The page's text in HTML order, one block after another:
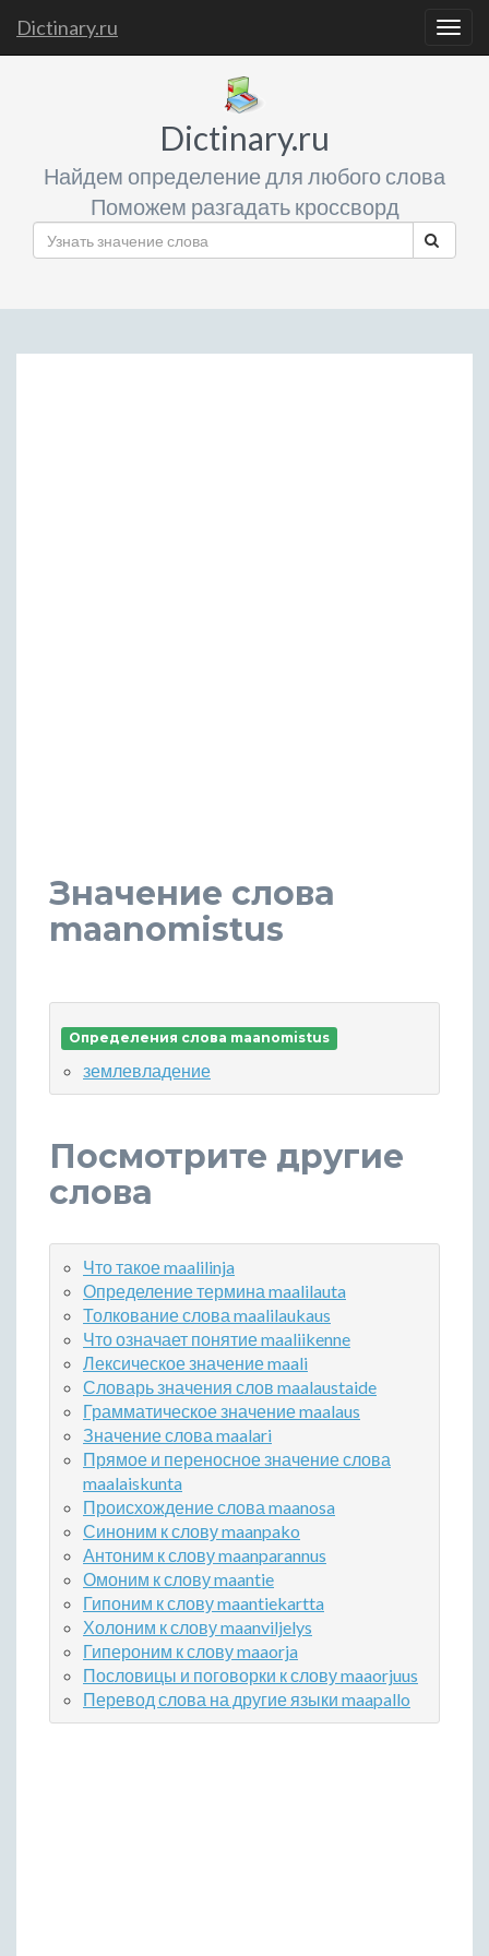
Dictinary.ru
Dictinary.ru
Найдем определение для любого слова
Поможем разгадать кроссворд
Значение слова
maanomistus
Определения слова maanomistus
землевладение
Посмотрите другие
слова
Что такое maalilinja
Определение термина maalilauta
Толкование слова maalilaukaus
Что означает понятие maaliikenne
Лексическое значение maali
Словарь значения слов maalaustaide
Грамматическое значение maalaus
Значение слова maalari
Прямое и переносное значение слова
maalaiskunta
Происхождение слова maanosa
Синоним к слову maanpako
Антоним к слову maanparannus
Омоним к слову maantie
Гипоним к слову maantiekartta
Холоним к слову maanviljelys
Гипероним к слову maaorja
Пословицы и поговорки к слову maaorjuus
Перевод слова на другие языки maapallo